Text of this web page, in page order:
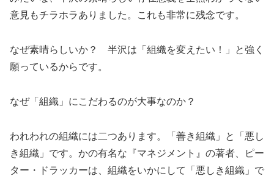
意見もチラホラありました。これも非常に残念です。
なぜ素晴らしいか？ 半沢は「組織を変えたい！」と強く
願っているからです。
なぜ「組織」にこだわるのが大事なのか？
われわれの組織には二つあります。「善き組織」と「悪し
き組織」です。かの有名な『マネジメント』の著者、ピー
ター・ドラッカーは、組織をいかにして「悪しき組織」で